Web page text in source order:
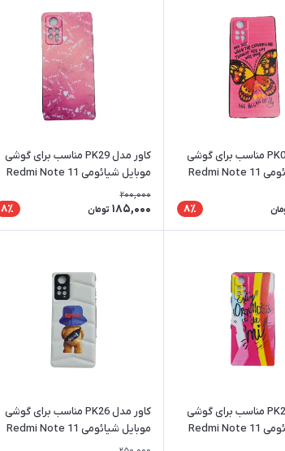
کاور مدل PK03 مناسب برای گوشی
موبایل شیائومی Redmi Note 11
8٪
کاور مدل PK29 مناسب برای گوشی
موبایل شیائومی Redmi Note 11
Pro 4G / 5G
200,000
185,000 تومان 8٪
کاور مدل PK28 مناسب برای گوشی
موبایل شیائومی Redmi Note 11
کاور مدل PK26 مناسب برای گوشی
موبایل شیائومی Redmi Note 11
Pro 4G / 5G